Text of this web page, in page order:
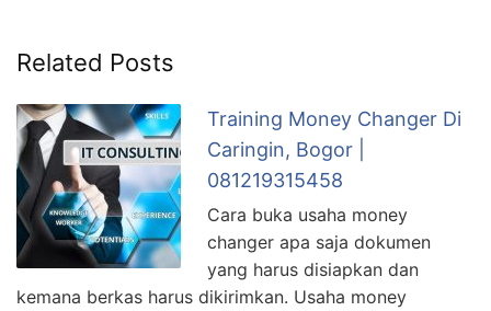
Related Posts
Training Money Changer Di
Caringin, Bogor |
081219315458
Cara buka usaha money
changer apa saja dokumen
yang harus disiapkan dan
kemana berkas harus dikirimkan. Usaha money